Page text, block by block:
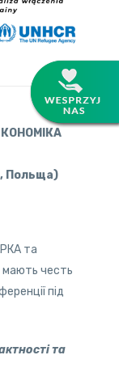
Польща)
та
честь
під
та